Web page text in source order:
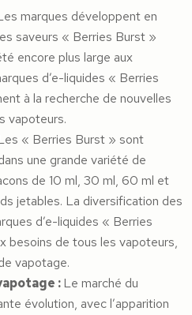
marques développent en
saveurs « Berries Burst »
encore plus large aux
d’e-liquides « Berries
à la recherche de nouvelles
vapoteurs.
« Berries Burst » sont
une grande variété de
de 10 ml, 30 ml, 60 ml et
jetables. La diversification des
d’e-liquides « Berries
besoins de tous les vapoteurs,
vapotage.
:Le marché du
évolution, avec l’apparition